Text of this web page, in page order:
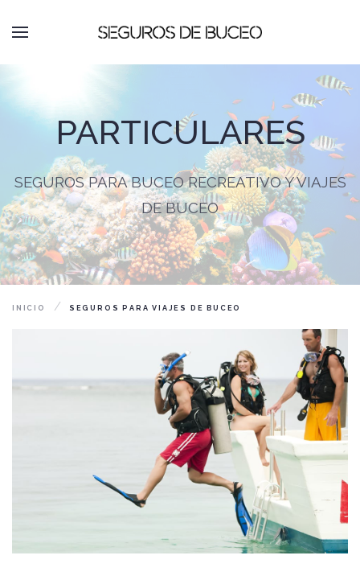
PARTICULARES
SEGUROS PARA BUCEO RECREATIVO Y VIAJES
DE BUCEO
INICIO SEGUROS PARA VIAJES DE BUCEO